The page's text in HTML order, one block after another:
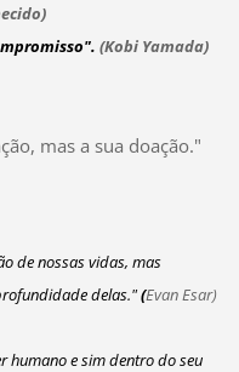
(Kobi Yamada)
mas a sua doação."
de nossas vidas, mas
delas."(Evan Esar)
humano e sim dentro do seu